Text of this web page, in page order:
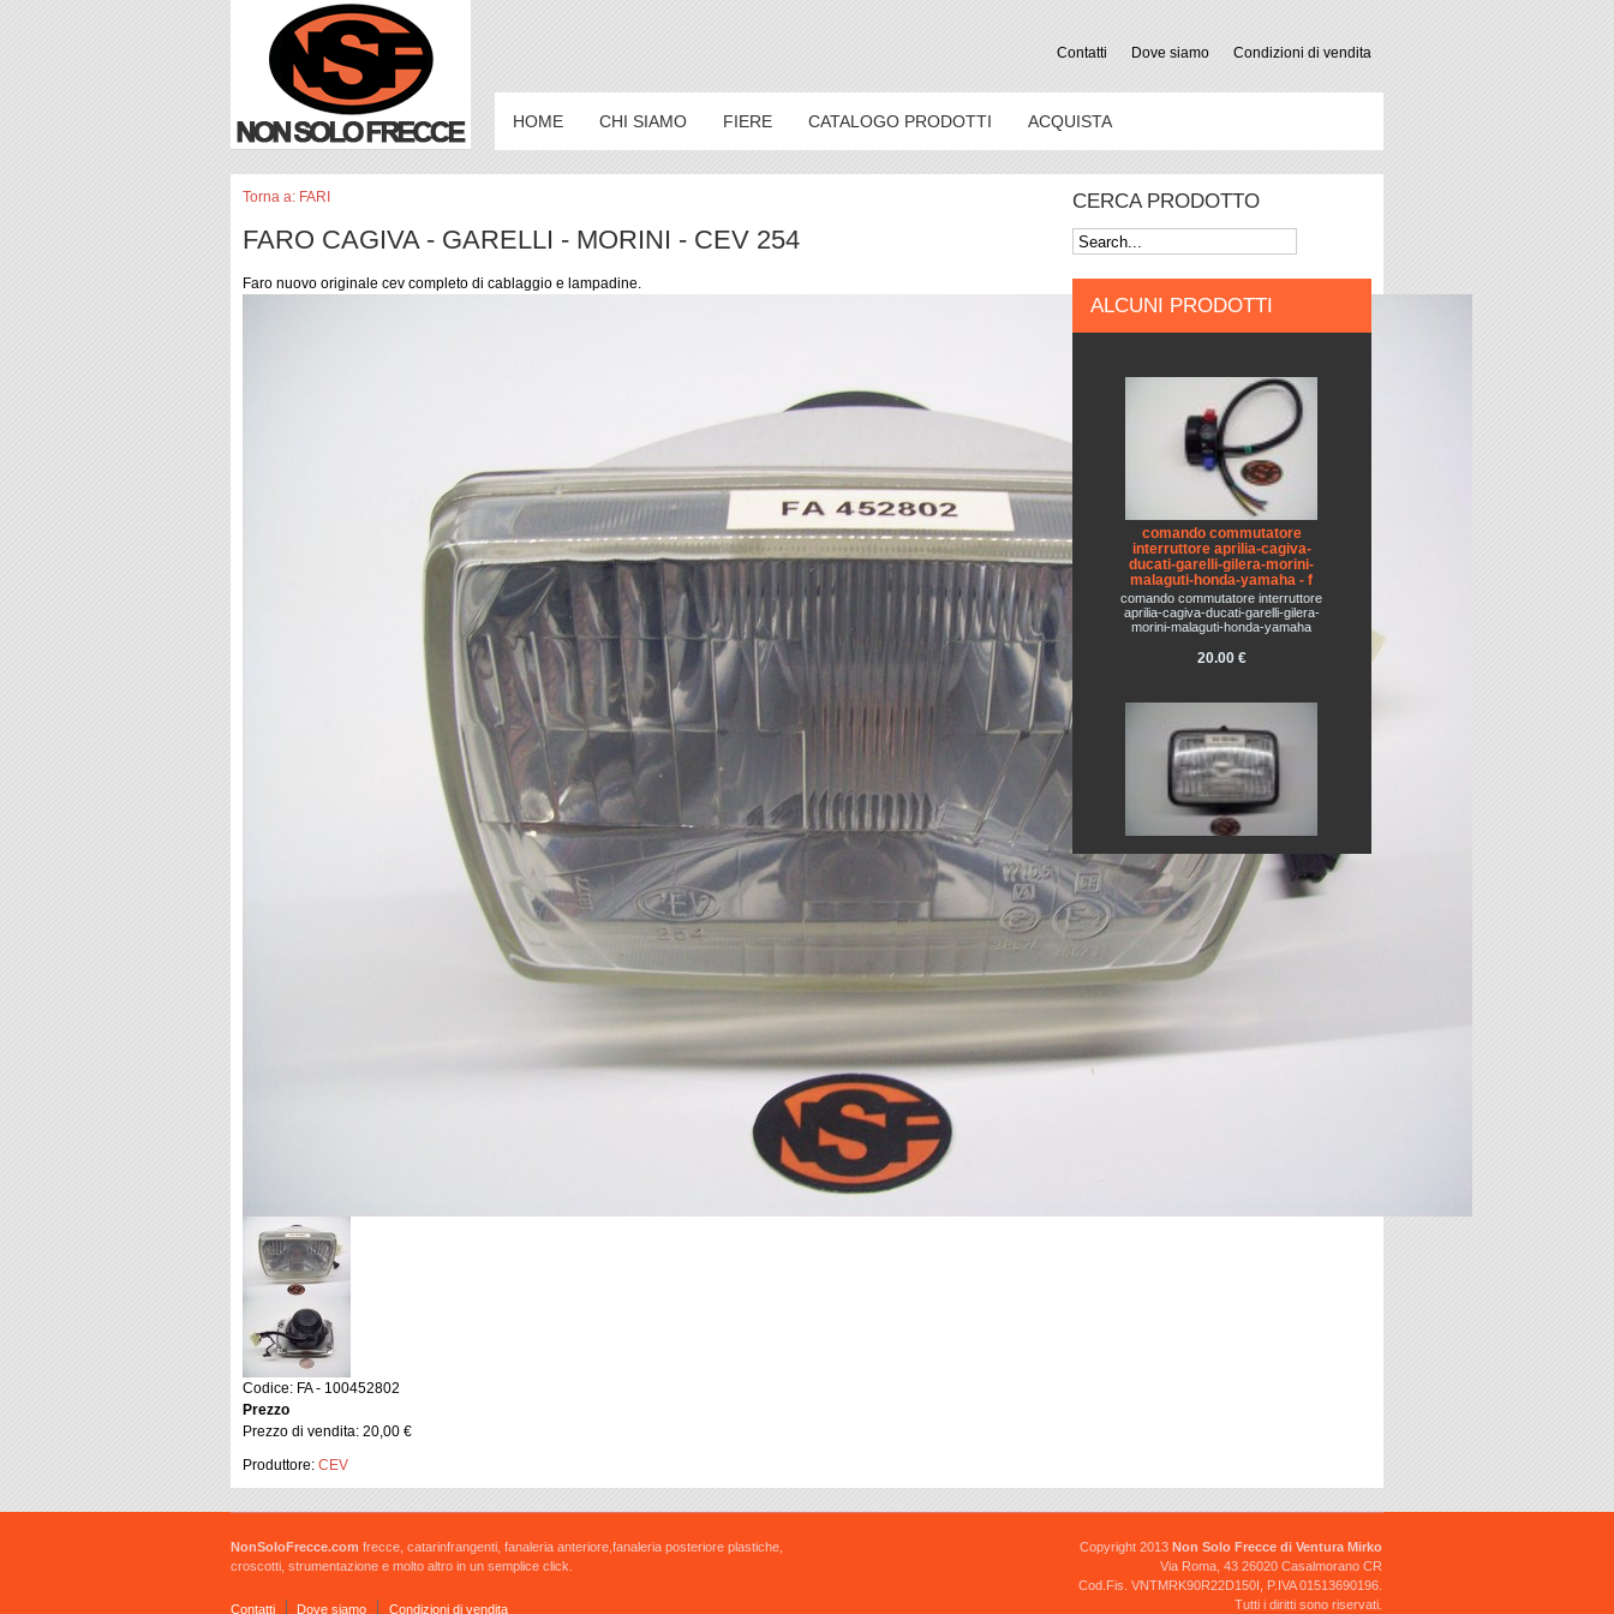
Contatti Dove siamo Condizioni di vendita
HOME CHI SIAMO FIERE CATALOGO PRODOTTI ACQUISTA
Torna a: FARI
FARO CAGIVA - GARELLI - MORINI - CEV 254
Faro nuovo originale cev completo di cablaggio e lampadine.
Codice: FA - 100452802
Prezzo
Prezzo di vendita: 20,00 €
Produttore: CEV
CERCA PRODOTTO
ALCUNI PRODOTTI
comando commutatore
interruttore aprilia-cagiva-
ducati-garelli-gilera-morini-
malaguti-honda-yamaha - f
comando commutatore interruttore
aprilia-cagiva-ducati-garelli-gilera-
morini-malaguti-honda-yamaha
20.00 €
FARO HONDA PX - R - 50 - CEV
256
Faro nuovo originale cev completo
di lampadine 12v.
18.00 €
NonSoloFrecce.com frecce, catarinfrangenti, fanaleria anteriore,fanaleria posteriore plastiche,
croscotti, strumentazione e molto altro in un semplice click.
Contatti Dove siamo Condizioni di vendita
Copyright 2013 Non Solo Frecce di Ventura Mirko
Via Roma, 43 26020 Casalmorano CR
Cod.Fis. VNTMRK90R22D150I, P.IVA 01513690196.
Tutti i diritti sono riservati.